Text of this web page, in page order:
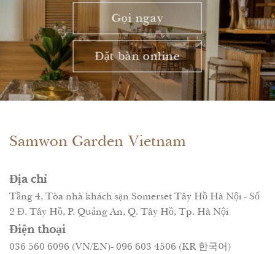
mỗi chi tiết
[...]
Gọi ngay
Đặt bàn online
Samwon Garden Vietnam
Địa chỉ
Tầng 4, Tòa nhà khách sạn Somerset Tây Hồ Hà Nội - Số
2 Đ. Tây Hồ, P. Quảng An, Q. Tây Hồ, Tp. Hà Nội
Điện thoại
036 560 6096 (VN/EN)- 096 603 4506 (KR 한국어)